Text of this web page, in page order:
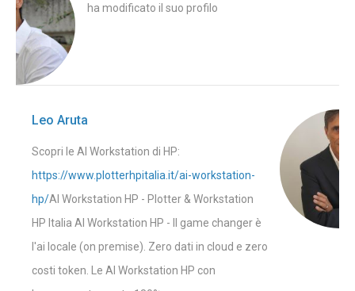
ha modificato il suo profilo
Leo Aruta
Scopri le AI Workstation di HP:
https://www.plotterhpitalia.it/ai-workstation-
hp/AI Workstation HP - Plotter & Workstation
HP Italia AI Workstation HP - Il game changer è
l'ai locale (on premise). Zero dati in cloud e zero
costi token. Le AI Workstation HP con